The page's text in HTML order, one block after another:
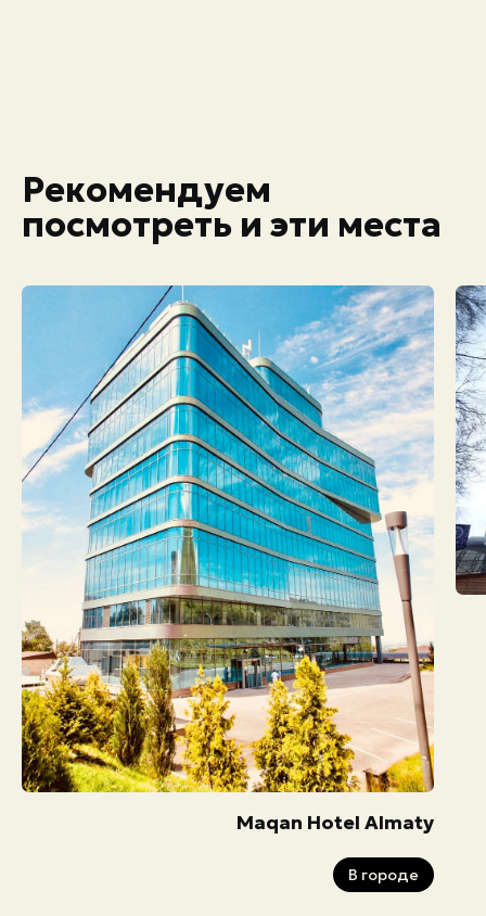
Рекомендуем
посмотреть и эти места
Maqan Hotel Almaty
В городе